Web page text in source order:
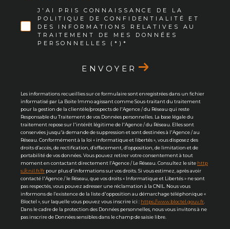
J'AI PRIS CONNAISSANCE DE LA
POLITIQUE DE CONFIDENTIALITÉ ET
DES INFORMATIONS RELATIVES AU
TRAITEMENT DE MES DONNÉES
PERSONNELLES (*)*
ENVOYER
Les informations recueillies sur ce formulaire sont enregistrées dans un fichier
informatisé par La Boite Immo agissant comme Sous-traitant du traitement
pour la gestion de la clientèle/prospects de l'Agence / du Réseau qui reste
Responsable du Traitement de vos Données personnelles. La base légale du
traitement repose sur l'intérêt légitime de l'Agence / du Réseau. Elles sont
conservées jusqu'à demande de suppression et sont destinées à l'Agence / au
Réseau. Conformément à la loi « informatique et libertés », vous disposez des
droits d’accès, de rectification, d’effacement, d’opposition, de limitation et de
portabilité de vos données. Vous pouvez retirer votre consentement à tout
moment en contactant directement l’Agence / Le Réseau. Consultez le site http
s://cnil.fr/fr pour plus d’informations sur vos droits. Si vous estimez, après avoir
contacté l'Agence / le Réseau, que vos droits « Informatique et Libertés » ne sont
pas respectés, vous pouvez adresser une réclamation à la CNIL. Nous vous
informons de l’existence de la liste d'opposition au démarchage téléphonique «
Bloctel », sur laquelle vous pouvez vous inscrire ici : https://www.bloctel.gouv.fr.
Dans le cadre de la protection des Données personnelles, nous vous invitons à ne
pas inscrire de Données sensibles dans le champ de saisie libre.